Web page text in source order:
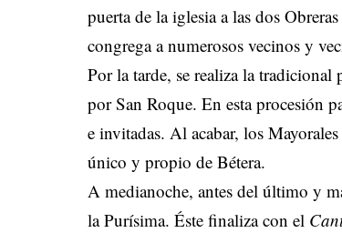
puerta de la iglesia a las dos
congrega a numerosos vecinos y
Por la tarde, se realiza la
por San Roque. En esta procesión
e invitadas. Al acabar, los
único y propio de Bétera.
A medianoche, antes del último y
la Purísima. Éste finaliza con el